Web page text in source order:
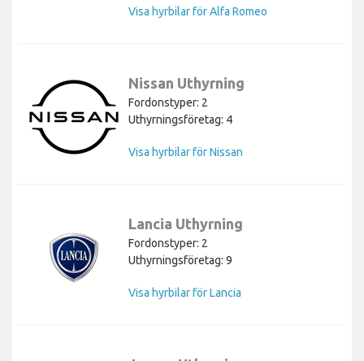
Visa hyrbilar för Alfa Romeo
Nissan Uthyrning
Fordonstyper: 2
Uthyrningsföretag: 4
Visa hyrbilar för Nissan
Lancia Uthyrning
Fordonstyper: 2
Uthyrningsföretag: 9
Visa hyrbilar för Lancia